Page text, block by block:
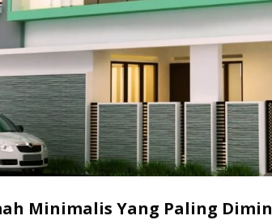
Minimalis Yang Paling